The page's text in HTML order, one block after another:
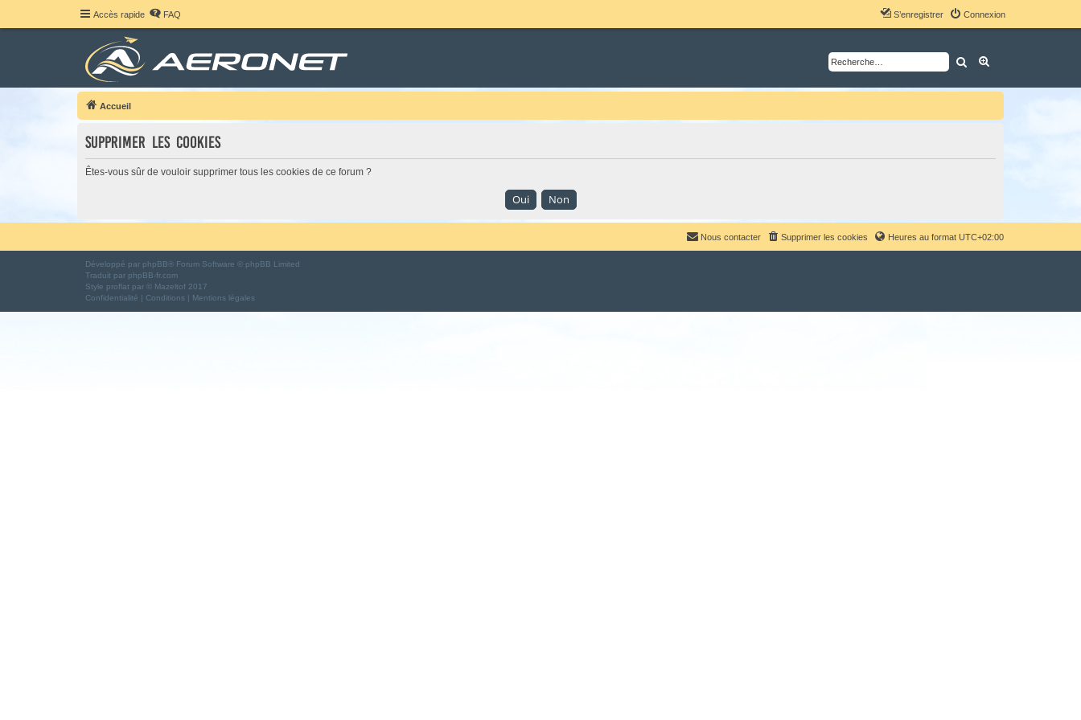
Accès rapide FAQ Connexion
S’enregistrer
Rechercher
Accueil
Supprimer les cookies
Êtes-vous sûr de vouloir supprimer tous les cookies de ce forum ?
Heures au format UTC+02:00
Supprimer les cookies
Nous contacter
Développé par phpBB® Forum Software © phpBB Limited
Traduit par phpBB-fr.com
Style proflat par © Mazeltof 2017
Confidentialité | Conditions | Mentions légales